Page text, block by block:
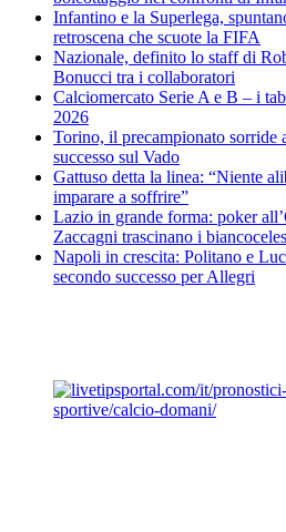
Infantino e la Superlega,
retroscena che scuote la FIFA
Nazionale, definito lo staff di
Bonucci tra i collaboratori
Calciomercato Serie A e B – i
2026
Torino, il precampionato
successo sul Vado
Gattuso detta la linea: “Niente
imparare a soffrire”
Lazio in grande forma: poker
Zaccagni trascinano i
Napoli in crescita: Politano e
secondo successo per Allegri